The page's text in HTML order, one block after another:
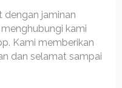
dengan jaminan
kami
Kami memberikan
dan selamat sampai